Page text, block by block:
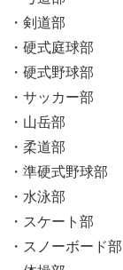
・剣道部
・硬式庭球部
・硬式野球部
・サッカー部
・山岳部
・柔道部
・準硬式野球部
・水泳部
・スケート部
・スノーボード部